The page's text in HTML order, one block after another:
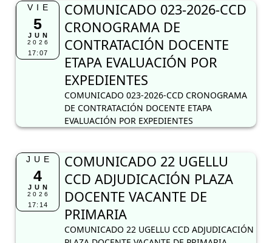
VIE
5
JUN
2026
17:07
COMUNICADO 023-2026-CCD
CRONOGRAMA DE
CONTRATACIÓN DOCENTE
ETAPA EVALUACIÓN POR
EXPEDIENTES
COMUNICADO 023-2026-CCD CRONOGRAMA
DE CONTRATACIÓN DOCENTE ETAPA
EVALUACIÓN POR EXPEDIENTES
JUE
4
JUN
2026
17:14
COMUNICADO 22 UGELLU
CCD ADJUDICACIÓN PLAZA
DOCENTE VACANTE DE
PRIMARIA
COMUNICADO 22 UGELLU CCD ADJUDICACIÓN